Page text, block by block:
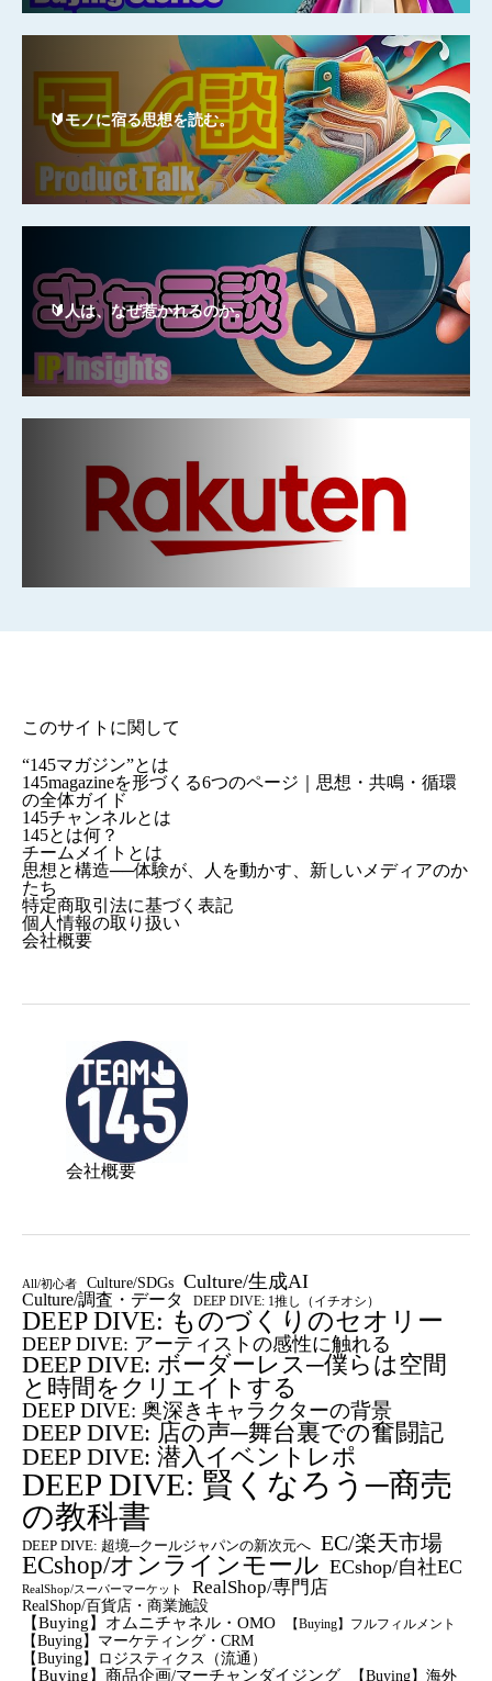
🔰モノに宿る思想を読む。
🔰人は、なぜ惹かれるのか。
このサイトに関して
“145マガジン”とは
145magazineを形づくる6つのページ｜思想・共鳴・循環
の全体ガイド
145チャンネルとは
145とは何？
チームメイトとは
思想と構造──体験が、人を動かす、新しいメディアのか
たち
特定商取引法に基づく表記
個人情報の取り扱い
会社概要
会社概要
All/初心者 Culture/SDGs Culture/生成AI
Culture/調査・データ DEEP DIVE: 1推し（イチオシ）
DEEP DIVE: ものづくりのセオリー
DEEP DIVE: アーティストの感性に触れる
DEEP DIVE: ボーダーレス─僕らは空間
と時間をクリエイトする
DEEP DIVE: 奥深きキャラクターの背景
DEEP DIVE: 店の声─舞台裏での奮闘記
DEEP DIVE: 潜入イベントレポ
DEEP DIVE: 賢くなろう─商売
の教科書
DEEP DIVE: 超境─クールジャパンの新次元へ EC/楽天市場
ECshop/オンラインモール ECshop/自社EC
RealShop/スーパーマーケット RealShop/専門店
RealShop/百貨店・商業施設
【Buying】オムニチャネル・OMO
【Buying】フルフィルメント
【Buying】マーケティング・CRM
【buying】ロジスティクス（流通）
【Buying】商品企画/マーチャンダイジング 【Buying】海外